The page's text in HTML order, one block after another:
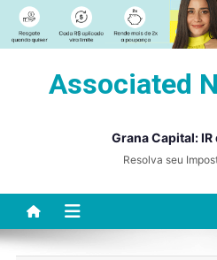
Associated
Grana Capital: IR
Resolva seu